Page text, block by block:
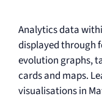
Analytics data
displayed through
evolution graphs,
cards and maps.
visualisations in